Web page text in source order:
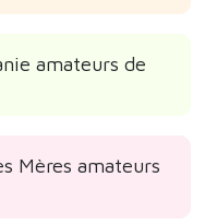
amateurs de
Mères amateurs